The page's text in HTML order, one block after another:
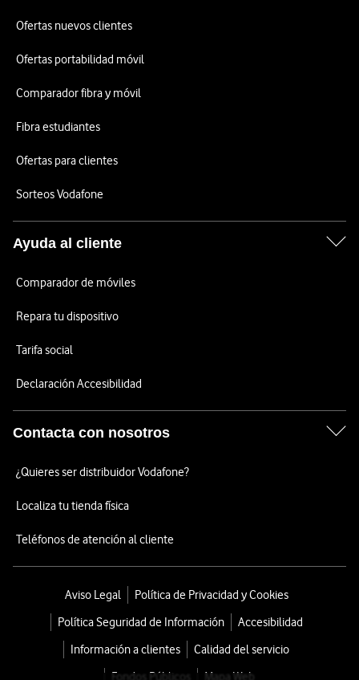
Ofertas nuevos clientes
Ofertas portabilidad móvil
Comparador fibra y móvil
Fibra estudiantes
Ofertas para clientes
Sorteos Vodafone
Ayuda al cliente
Comparador de móviles
Repara tu dispositivo
Tarifa social
Declaración Accesibilidad
Contacta con nosotros
¿Quieres ser distribuidor Vodafone?
Localiza tu tienda física
Teléfonos de atención al cliente
Aviso Legal
Política de Privacidad y Cookies
Política Seguridad de Información
Accesibilidad
Información a clientes
Calidad del servicio
Fondos Públicos
Mapa Web